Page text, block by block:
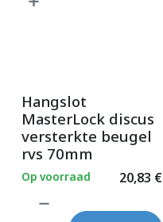
Hangslot
MasterLock discus
versterkte beugel
rvs 70mm
20,83 €
Op voorraad